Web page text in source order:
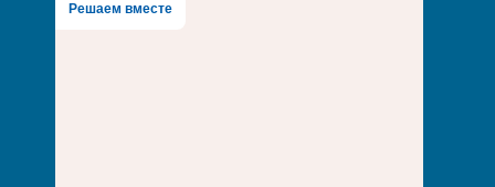
Решаем вместе